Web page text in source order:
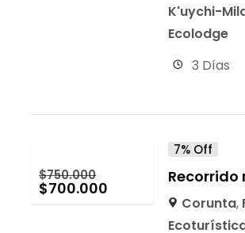
K'uychi-
Ecolodge
3 Días
$750.000
$700.000
7% Off
Recorrido
Corunta,